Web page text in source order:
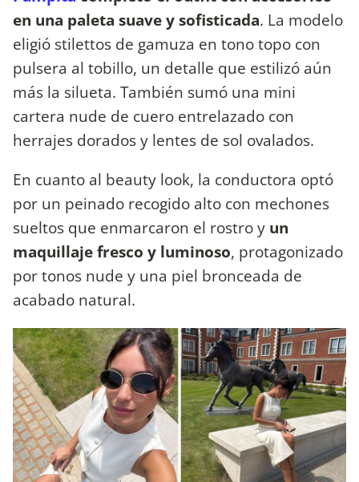
en una paleta suave y sofisticada. La modelo
eligió stilettos de gamuza en tono topo con
pulsera al tobillo, un detalle que estilizó aún
más la silueta. También sumó una mini
cartera nude de cuero entrelazado con
herrajes dorados y lentes de sol ovalados.
En cuanto al beauty look, la conductora optó
por un peinado recogido alto con mechones
sueltos que enmarcaron el rostro y un
maquillaje fresco y luminoso, protagonizado
por tonos nude y una piel bronceada de
acabado natural.